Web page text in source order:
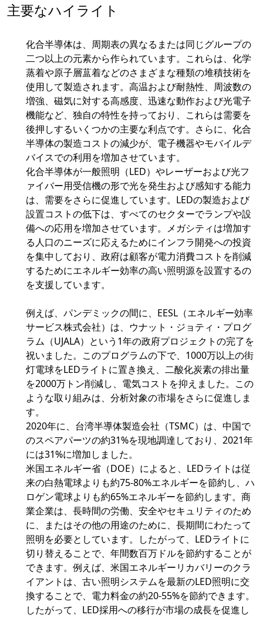
主要なハイライト
化合半導体は、周期表の異なるまたは同じグループの
二つ以上の元素から作られています。これらは、化学
蒸着や原子層蒀着などのさまざまな種類の堆積技術を
使用して製造されます。高温および耐熱性、周波数の
増強、磁気に対する高感度、迅速な動作および光電子
機能など、独自の特性を持っており、これらは需要を
後押しするいくつかの主要な利点です。さらに、化合
半導体の製造コストの減少が、電子機器やモバイルデ
バイスでの利用を増加させています。
化合半導体が一般照明（LED）やレーザーおよび光フ
ァイバー用受信機の形で光を発生および感知する能力
は、需要をさらに促進しています。LEDの製造および
設置コストの低下は、すべてのセクターでランプや設
備への応用を増加させています。メガシティは増加す
る人口のニーズに応えるためにインフラ開発への投資
を集中しており、政府は顧客が電力消費コストを削減
するためにエネルギー効率の高い照明源を設置するの
を支援しています。
例えば、パンデミックの間に、EESL（エネルギー効率
サービス株式会社）は、ウナット・ジョティ・プログ
ラム（UJALA）という1年の政府プロジェクトの完了を
祝いました。このプログラムの下で、1000万以上の街
灯電球をLEDライトに置き換え、二酸化炭素の排出量
を2000万トン削減し、電気コストを抑えました。この
ような取り組みは、分析対象の市場をさらに促進しま
す。
2020年に、台湾半導体製造会社（TSMC）は、中国で
のスペアパーツの約31%を現地調達しており、2021年
には31%に増加しました。
米国エネルギー省（DOE）によると、LEDライトは従
来の白熱電球よりも約75-80%エネルギーを節約し、ハ
ロゲン電球よりも約65%エネルギーを節約します。商
業企業は、長時間の労働、安全やセキュリティのため
に、またはその他の用途のために、長期間にわたって
照明を必要としています。したがって、LEDライトに
切り替えることで、年間数百万ドルを節約することが
できます。例えば、米国エネルギーリカバリーのクラ
イアントは、古い照明システムを最新のLED照明に交
換することで、電力料金の約20-55%を節約できます。
したがって、LED採用への移行が市場の成長を促進し